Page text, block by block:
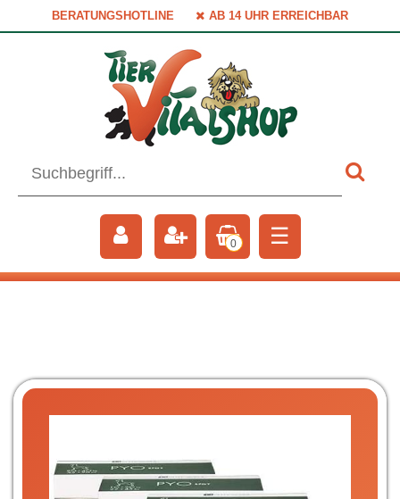
BERATUNGSHOTLINE AB 14 UHR ERREICHBAR
0 ☰